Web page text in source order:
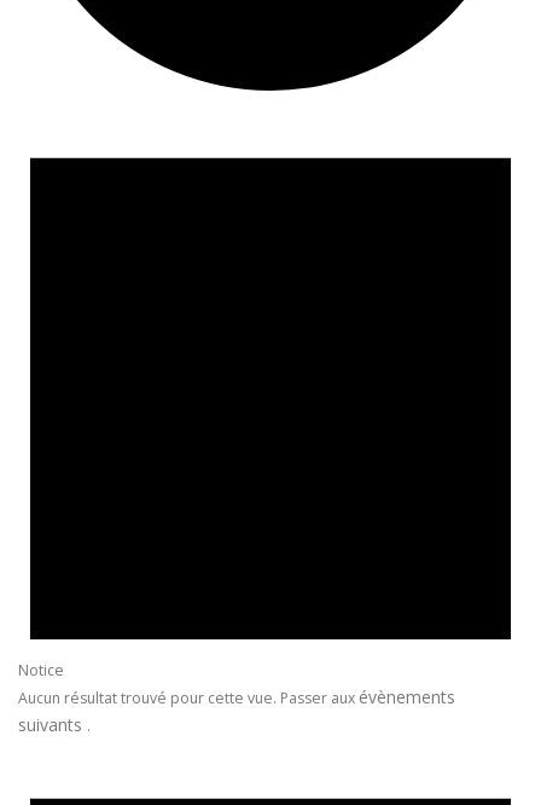
Notice
Aucun résultat trouvé pour cette vue. Passer aux évènements
suivants .